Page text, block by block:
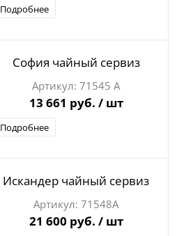
Подробнее
София чайный сервиз
71545 А
13 661 руб. / шт
Подробнее
Искандер чайный сервиз
71548А
21 600 руб. / шт